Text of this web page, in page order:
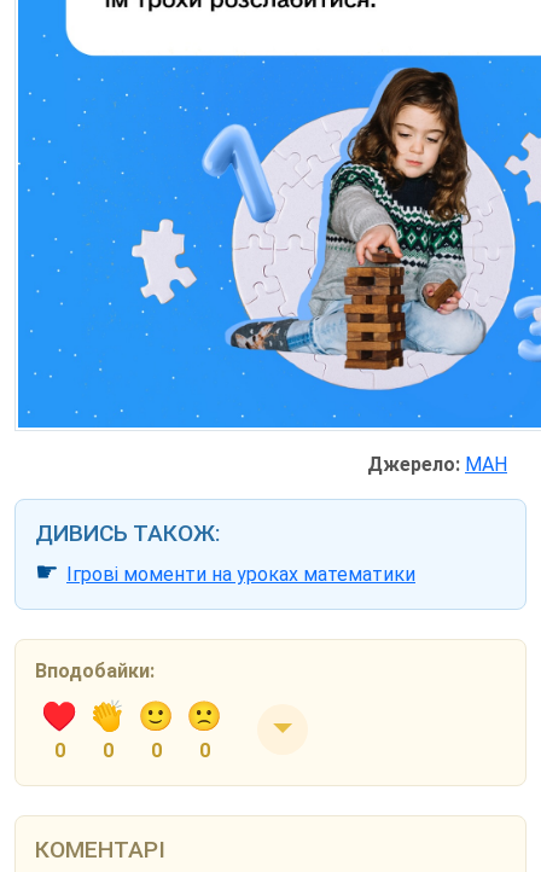
Джерело: МАН
ДИВИСЬ ТАКОЖ:
☛ Ігрові моменти на уроках математики
Вподобайки:
0 0 0 0
КОМЕНТАРІ